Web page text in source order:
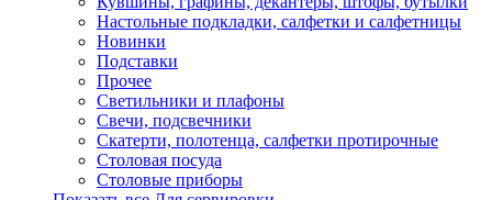
Настольные подкладки, салфетки и салфетницы
Новинки
Подставки
Прочее
Светильники и плафоны
Свечи, подсвечники
Скатерти, полотенца, салфетки протирочные
Столовая посуда
Столовые приборы